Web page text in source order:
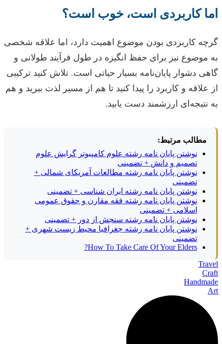
اما کاربردی است، خوب است؟
گرچه کاربردی بودن موضوع اهمیت دارد، اما علاقه شخصی
به موضوع نیز برای حفظ انگیزه در طول فرآیند طولانی و
گاهی دشوار پایان‌نامه بسیار حیاتی است. تلاش کنید ترکیبی
از علاقه و کاربرد را پیدا کنید تا هم از مسیر لذت ببرید و هم
به نتیجه‌ای ارزشمند دست یابید.
مطالب مرتبط:
نوشتن پایان نامه رشته علوم کامپیوتر گرایش علوم
تصمیم و دانش + تضمینی
نوشتن پایان نامه رشته مطالعات آمریکای شمالی +
تضمینی
نوشتن پایان نامه رشته ایران شناسی + تضمینی
نوشتن پایان نامه رشته فقه مقارن و حقوق عمومی
اسلامی + تضمینی
نوشتن پایان نامه رشته سنجش از دور + تضمینی
نوشتن پایان نامه رشته جغرافیا محیط زیست شهری +
تضمینی
How To Take Care Of Your Elders?
Travel
Craft
Handmade
Art